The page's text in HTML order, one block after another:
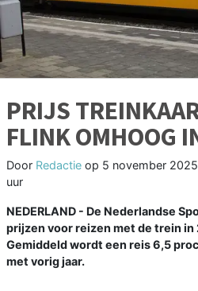
PRIJS
FLINK OMHOOG
Door Redactie op 5 november
uur
NEDERLAND - De Nederlandse
prijzen voor reizen met de trein
Gemiddeld wordt een reis 6,5
met vorig jaar.